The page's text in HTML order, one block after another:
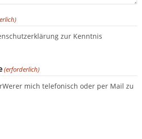
zur Kenntnis
(erforderlich)
mich telefonisch oder per Mail zu